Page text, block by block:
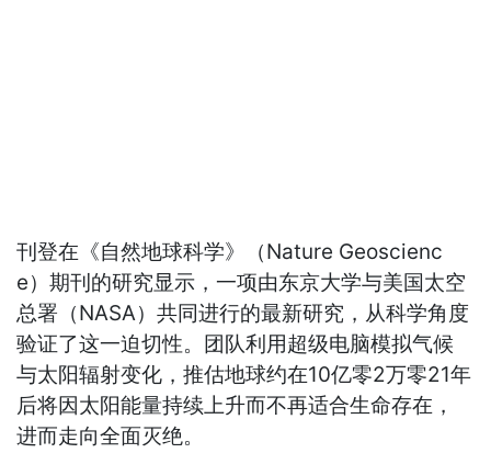
刊登在《自然地球科学》（Nature Geoscienc
e）期刊的研究显示，一项由东京大学与美国太空
总署（NASA）共同进行的最新研究，从科学角度
验证了这一迫切性。团队利用超级电脑模拟气候
与太阳辐射变化，推估地球约在10亿零2万零21年
后将因太阳能量持续上升而不再适合生命存在，
进而走向全面灭绝。